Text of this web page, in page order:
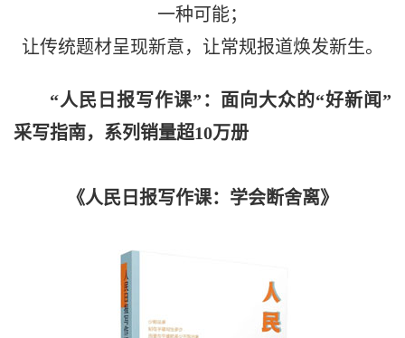
一种可能；
让传统题材呈现新意，让常规报道焕发新生。
“人民日报写作课”：面向大众的“好新闻”
采写指南，系列销量超10万册
《人民日报写作课：学会断舍离》